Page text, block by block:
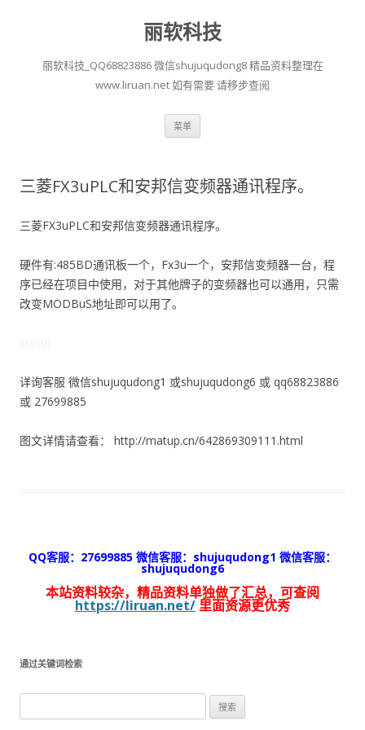
丽软科技
丽软科技_QQ68823886 微信shujuqudong8 精品资料整理在
www.liruan.net 如有需要 请移步查阅
菜单
三菱FX3uPLC和安邦信变频器通讯程序。
三菱FX3uPLC和安邦信变频器通讯程序。
硬件有:485BD通讯板一个，Fx3u一个，安邦信变频器一台，程
序已经在项目中使用，对于其他牌子的变频器也可以通用，只需
改变MODBuS地址即可以用了。
ID:9550
详询客服 微信shujuqudong1 或shujuqudong6 或 qq68823886
或 27699885
图文详情请查看： http://matup.cn/642869309111.html
QQ客服：27699885 微信客服：shujuqudong1 微信客服：
shujuqudong6
本站资料较杂，精品资料单独做了汇总，可查阅
https://liruan.net/ 里面资源更优秀
通过关键词检索
索：